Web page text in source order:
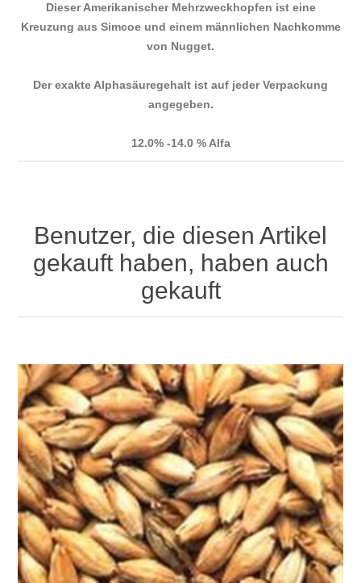
Dieser Amerikanischer Mehrzweckhopfen ist eine
Kreuzung aus Simcoe und einem männlichen Nachkomme
von Nugget.
Der exakte Alphasäuregehalt ist auf jeder Verpackung
angegeben.
12.0% -14.0 % Alfa
Benutzer, die diesen Artikel
gekauft haben, haben auch
gekauft